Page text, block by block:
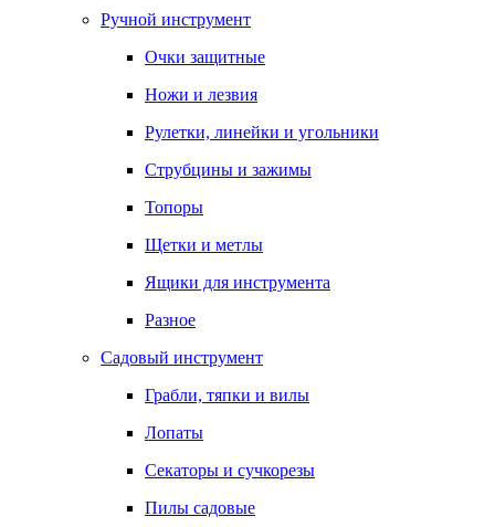
Ручной инструмент
Очки защитные
Ножи и лезвия
Рулетки, линейки и угольники
Струбцины и зажимы
Топоры
Щетки и метлы
Ящики для инструмента
Разное
Садовый инструмент
Грабли, тяпки и вилы
Лопаты
Секаторы и сучкорезы
Пилы садовые